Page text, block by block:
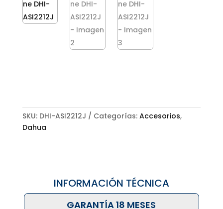
SKU: DHI-ASI2212J Categorías: Accesorios,
Dahua
INFORMACIÓN TÉCNICA
GARANTÍA 18 MESES